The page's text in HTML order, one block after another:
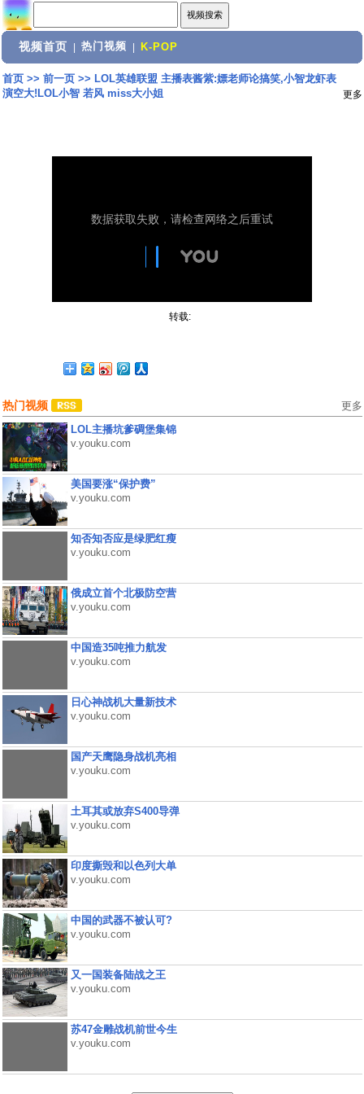
视频首页 热门视频 K-POP
首页>> 前一页>> LOL英雄联盟 主播表酱紫:嫖老师论搞笑,小智龙虾表
演空大!LOL小智 若风 miss大小姐
更多
转载:
热门视频 更多
LOL主播坑爹碉堡集锦
v.youku.com
美国要涨“保护费”
v.youku.com
知否知否应是绿肥红瘦
v.youku.com
俄成立首个北极防空营
v.youku.com
中国造35吨推力航发
v.youku.com
日心神战机大量新技术
v.youku.com
国产天鹰隐身战机亮相
v.youku.com
土耳其或放弃S400导弹
v.youku.com
印度撕毁和以色列大单
v.youku.com
中国的武器不被认可?
v.youku.com
又一国装备陆战之王
v.youku.com
苏47金雕战机前世今生
v.youku.com